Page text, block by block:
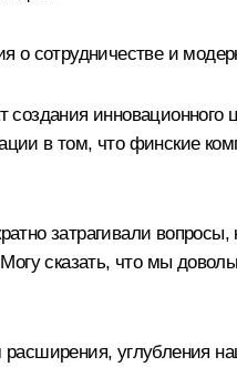
о сотрудничестве и
в том, что финские
затрагивали
Могу сказать, что мы
углубления